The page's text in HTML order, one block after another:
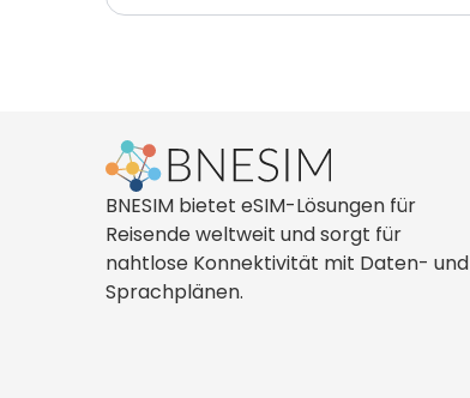
BNESIM bietet eSIM-Lösungen für
Reisende weltweit und sorgt für
nahtlose Konnektivität mit Daten- und
Sprachplänen.